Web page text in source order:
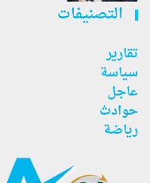
التصنيفات
تقارير
سياسة
عاجل
حوادث
رياضة